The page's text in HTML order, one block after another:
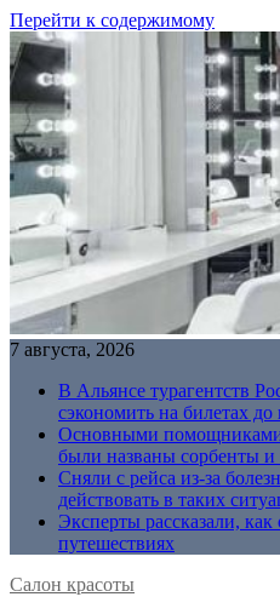
Перейти к содержимому
7 августа, 2026
В Альянсе турагентств
сэкономить на билетах до
Основными помощниками
были названы сорбенты и
Сняли с рейса из-за
действовать в таких
Эксперты рассказали,
путешествиях
Салон красоты